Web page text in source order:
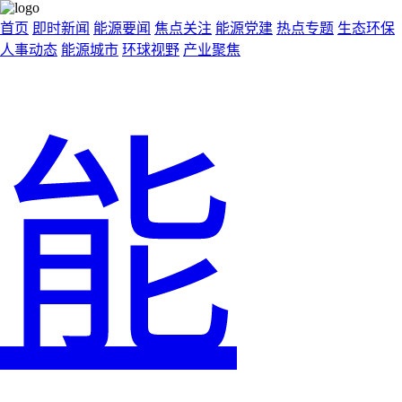
首页 即时新闻 能源要闻 焦点关注 能源党建 热点专题 生态环保
人事动态 能源城市 环球视野 产业聚焦
能